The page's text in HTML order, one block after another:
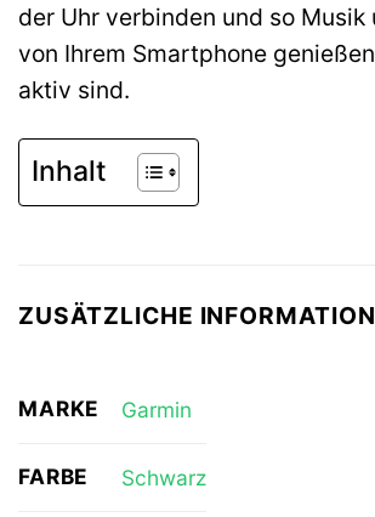
der Uhr verbinden und so Musik
von Ihrem Smartphone
aktiv sind.
Inhalt
ZUSÄTZLICHE
MARKE Garmin
FARBE Schwarz